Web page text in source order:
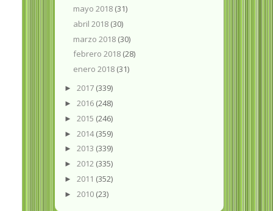
mayo 2018 (31)
abril 2018 (30)
marzo 2018 (30)
febrero 2018 (28)
enero 2018 (31)
► 2017 (339)
► 2016 (248)
► 2015 (246)
► 2014(359)
► 2013 (339)
► 2012 (335)
► 2011 (352)
► 2010 (23)